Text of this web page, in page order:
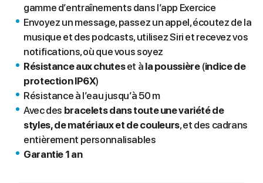
gamme d’entraînements dans l’app Exercice
Envoyez un message, passez un appel, écoutez de la
musique et des podcasts, utilisez Siri et recevez vos
notifications, où que vous soyez
Résistance aux chuteset à la poussière (indice de
protection IP6X)
Résistance à l’eau jusqu’à 50 m
Avec des bracelets dans toute une variété de
styles, de matériaux et de couleurs, et des cadrans
entièrement personnalisables
Garantie 1 an